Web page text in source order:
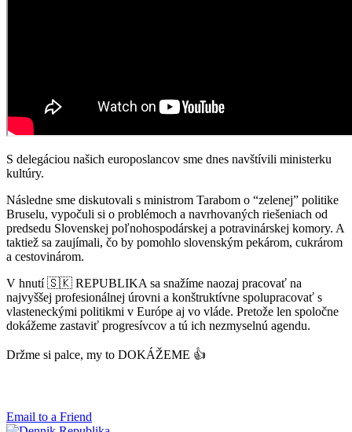
S delegáciou našich europoslancov sme dnes navštívili ministerku
kultúry.
Následne sme diskutovali s ministrom Tarabom o “zelenej” politike
Bruselu, vypočuli si o problémoch a navrhovaných riešeniach od
predsedu Slovenskej poľnohospodárskej a potravinárskej komory. A
taktiež sa zaujímali, čo by pomohlo slovenským pekárom, cukrárom
a cestovinárom.
V hnutí 🇸🇰 REPUBLIKA sa snažíme naozaj pracovať na
najvyššej profesionálnej úrovni a konštruktívne spolupracovať s
vlasteneckými politikmi v Európe aj vo vláde. Pretože len spoločne
dokážeme zastaviť progresívcov a tú ich nezmyselnú agendu.
Držme si palce, my to DOKÁŽEME 👍
Email to a Friend